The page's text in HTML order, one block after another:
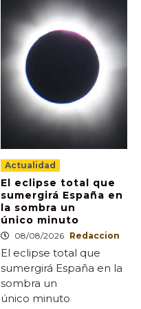
Actualidad
El eclipse total que
sumergirá España en
la sombra un
único minuto
08/08/2026 Redaccion
El eclipse total que
sumergirá España en la
sombra un
único minuto